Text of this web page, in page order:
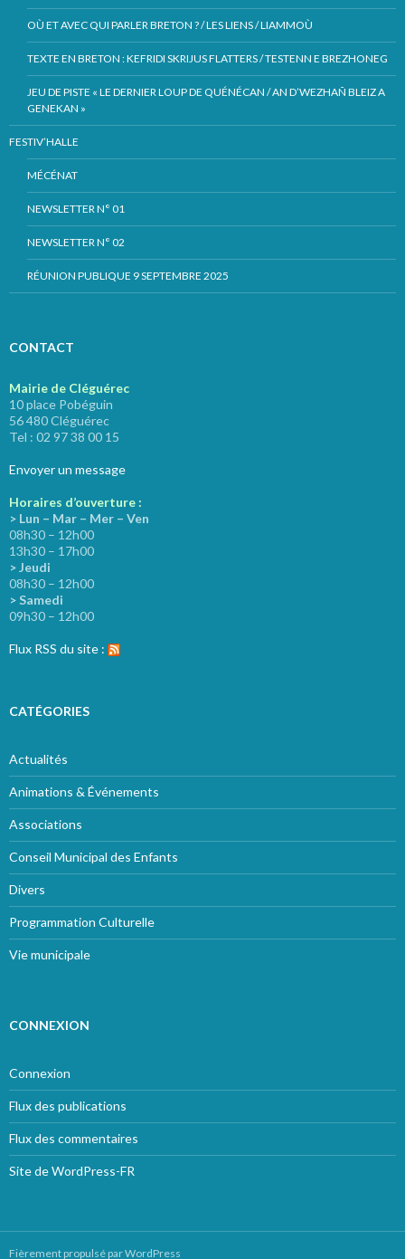
OÙ ET AVEC QUI PARLER BRETON ? / LES LIENS / LIAMMOÙ
TEXTE EN BRETON : KEFRIDI SKRIJUS FLATTERS / TESTENN E BREZHONEG
JEU DE PISTE « LE DERNIER LOUP DE QUÉNÉCAN / AN D’WEZHAÑ BLEIZ A
GENEKAN »
FESTIV’HALLE
MÉCÉNAT
NEWSLETTER N° 01
NEWSLETTER N° 02
RÉUNION PUBLIQUE 9 SEPTEMBRE 2025
CONTACT
Mairie de Cléguérec
10 place Pobéguin
56 480 Cléguérec
Tel : 02 97 38 00 15
Envoyer un message
Horaires d’ouverture :
> Lun – Mar – Mer – Ven
08h30 – 12h00
13h30 – 17h00
> Jeudi
08h30 – 12h00
> Samedi
09h30 – 12h00
Flux RSS du site :
CATÉGORIES
Actualités
Animations & Événements
Associations
Conseil Municipal des Enfants
Divers
Programmation Culturelle
Vie municipale
CONNEXION
Connexion
Flux des publications
Flux des commentaires
Site de WordPress-FR
Fièrement propulsé par WordPress